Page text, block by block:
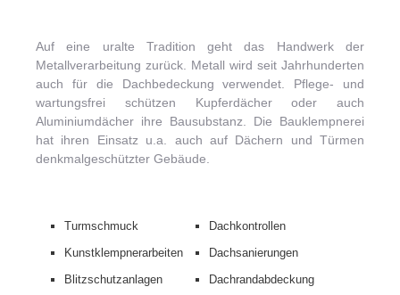
Auf eine uralte Tradition geht das Handwerk der
Metallverarbeitung zurück. Metall wird seit Jahrhunderten
auch für die Dachbedeckung verwendet. Pflege- und
wartungsfrei schützen Kupferdächer oder auch
Aluminiumdächer ihre Bausubstanz. Die Bauklempnerei
hat ihren Einsatz u.a. auch auf Dächern und Türmen
denkmalgeschützter Gebäude.
Turmschmuck
Kunstklempnerarbeiten
Blitzschutzanlagen
Dachkontrollen
Dachsanierungen
Dachrandabdeckung